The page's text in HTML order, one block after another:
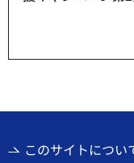
このサイトについ